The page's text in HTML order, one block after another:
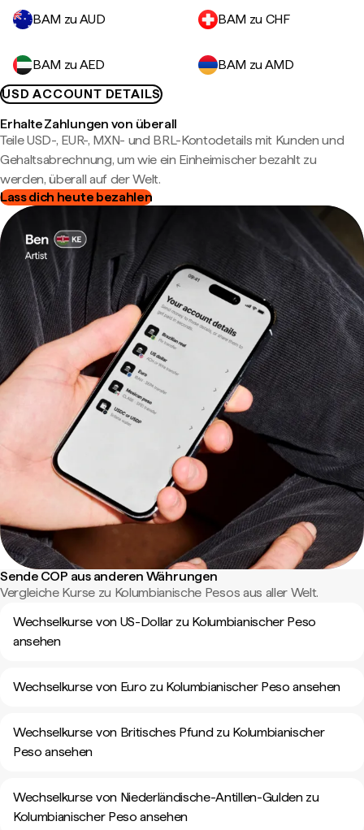
BAM zu AUD BAM zu CHF
BAM zu AED
BAM zu AMD
USD ACCOUNT DETAILS
Erhalte Zahlungen von überall
Teile USD-, EUR-, MXN- und BRL-Kontodetails mit Kunden und
Gehaltsabrechnung, um wie ein Einheimischer bezahlt zu
werden, überall auf der Welt.
Lass dich heute bezahlen
Sende COP aus anderen Währungen
Vergleiche Kurse zu Kolumbianische Pesos aus aller Welt.
Wechselkurse von US-Dollar zu Kolumbianischer Peso
ansehen
Wechselkurse von Euro zu Kolumbianischer Peso ansehen
Wechselkurse von Britisches Pfund zu Kolumbianischer
Peso ansehen
Wechselkurse von Niederländische-Antillen-Gulden zu
Kolumbianischer Peso ansehen